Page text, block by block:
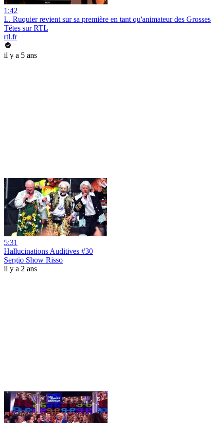
1:42
L. Ruquier revient sur sa première en tant qu'animateur des Grosses
Têtes sur RTL
rtl.fr
il y a 5 ans
5:31
Hallucinations Auditives #30
Sergio Show Risso
il y a 2 ans